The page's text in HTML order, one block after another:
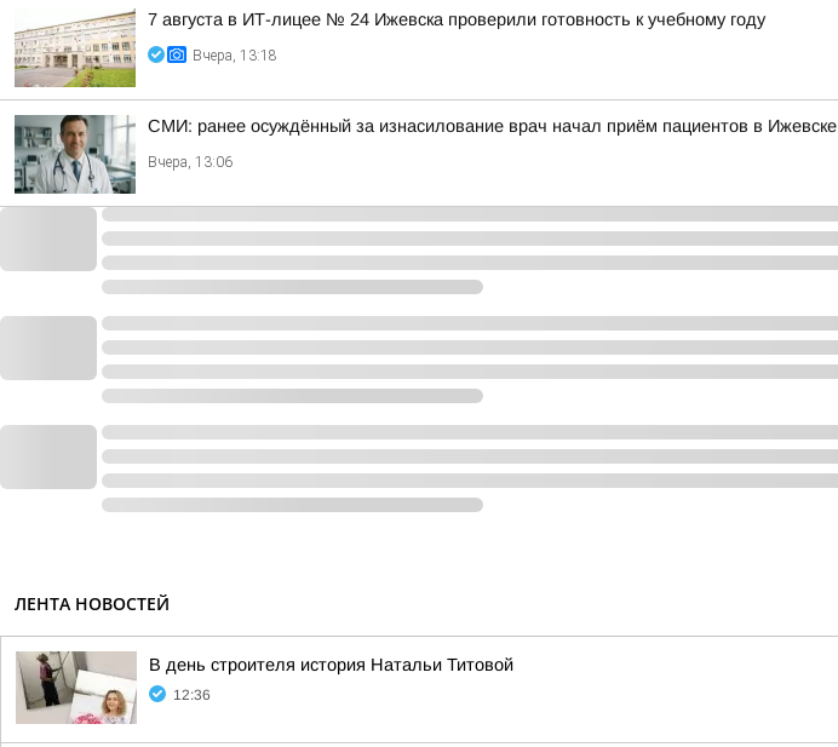
7 августа в ИТ-лицее № 24 Ижевска проверили готовность к учебному году
Вчера, 13:18
СМИ: ранее осуждённый за изнасилование врач начал приём пациентов в Ижевске
Вчера, 13:06
ЛЕНТА НОВОСТЕЙ
В день строителя история Натальи Титовой
12:36